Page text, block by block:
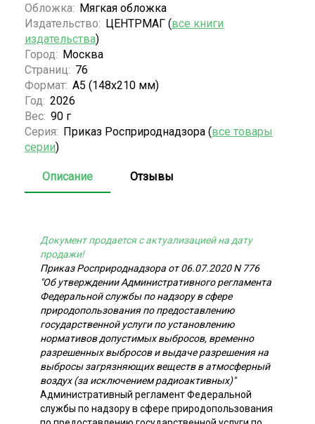
Обложка: Мягкая обложка
Издательство: ЦЕНТРМАГ (все книги
издательства)
Город: Москва
Страниц: 76
Формат: А5 (148x210 мм)
Год: 2026
Вес: 90 г
Серия: Приказ Росприроднадзора (все товары
серии)
Описание Отзывы
Документ продается с актуализацией на дату
продажи!
Приказ Росприроднадзора от 06.07.2020 N 776
"Об утверждении Административного регламента
Федеральной службы по надзору в сфере
природопользования по предоставлению
государственной услуги по установлению
нормативов допустимых выбросов, временно
разрешенных выбросов и выдаче разрешения на
выбросы загрязняющих веществ в атмосферный
воздух (за исключением радиоактивных)"
Административный регламент Федеральной
службы по надзору в сфере природопользования